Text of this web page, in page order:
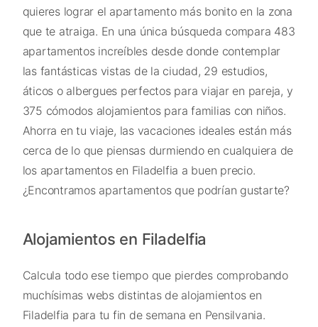
quieres lograr el apartamento más bonito en la zona
que te atraiga. En una única búsqueda compara 483
apartamentos increíbles desde donde contemplar
las fantásticas vistas de la ciudad, 29 estudios,
áticos o albergues perfectos para viajar en pareja, y
375 cómodos alojamientos para familias con niños.
Ahorra en tu viaje, las vacaciones ideales están más
cerca de lo que piensas durmiendo en cualquiera de
los apartamentos en Filadelfia a buen precio.
¿Encontramos apartamentos que podrían gustarte?
Alojamientos en Filadelfia
Calcula todo ese tiempo que pierdes comprobando
muchísimas webs distintas de alojamientos en
Filadelfia para tu fin de semana en Pensilvania.